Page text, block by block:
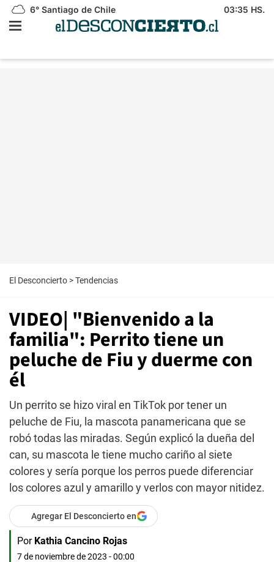
6° Santiago de Chile 03:35 HS.
El Desconcierto >Tendencias
VIDEO| "Bienvenido a la
familia": Perrito tiene un
peluche de Fiu y duerme con
él
Un perrito se hizo viral en TikTok por tener un
peluche de Fiu, la mascota panamericana que se
robó todas las miradas. Según explicó la dueña del
can, su mascota le tiene mucho cariño al siete
colores y sería porque los perros puede diferenciar
los colores azul y amarillo y verlos con mayor nitidez.
Agregar El Desconcierto en
Por Kathia Cancino Rojas
7 de noviembre de 2023 - 00:00